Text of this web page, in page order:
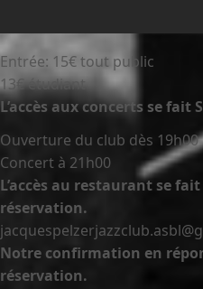
Entrée: 15€ tout public
13€ étudiant
L’accès aux concerts se fait
Ouverture du club dès 19h00
Concert à 21h00
L’accès au restaurant se
réservation.
Notre confirmation en
réservation.